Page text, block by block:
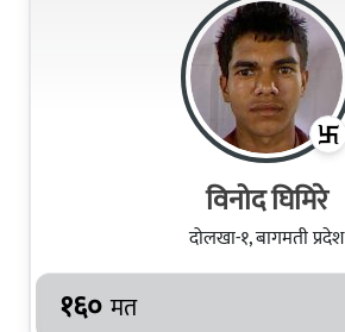
विनोद घिमिरे
दोलखा-१, बागमती प्रदेश
१६० मत